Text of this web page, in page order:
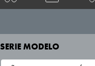
SERIE MODELO